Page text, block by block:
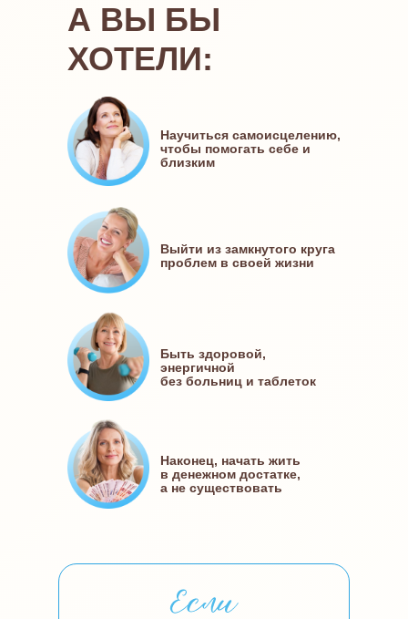
А ВЫ БЫ
ХОТЕЛИ:
Научиться самоисцелению,
чтобы помогать себе и
близким
Быть здоровой,
энергичной
без больниц и таблеток
Выйти из замкнутого круга
проблем в своей жизни
Наконец, начать жить
в денежном достатке,
а не существовать